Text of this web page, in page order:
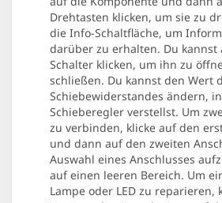
Drehtasten klicken, um sie zu
die Info-Schaltfläche, um
darüber zu erhalten. Du kannst
Schalter klicken, um ihn zu
schließen. Du kannst den Wert
Schiebewiderstandes ändern,
Schieberegler verstellst. Um
zu verbinden, klicke auf den
und dann auf den zweiten
Auswahl eines Anschlusses
auf einen leeren Bereich. Um
Lampe oder LED zu reparieren,